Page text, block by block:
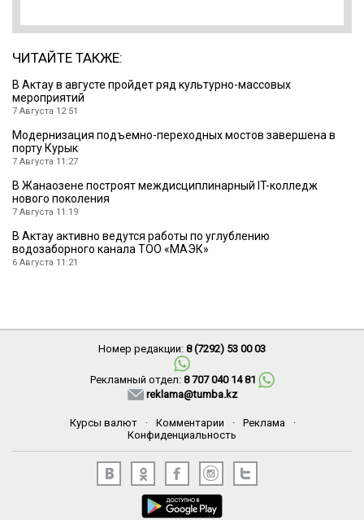
ЧИТАЙТЕ ТАКЖЕ:
В Актау в августе пройдет ряд культурно-массовых
мероприятий
7 Августа 12:51
Модернизация подъемно-переходных мостов завершена в
порту Курык
7 Августа 11:27
В Жанаозене построят междисциплинарный IT-колледж
нового поколения
7 Августа 11:19
В Актау активно ведутся работы по углублению
водозаборного канала ТОО «МАЭК»
6 Августа 11:21
Номер редакции: 8 (7292) 53 00 03
Рекламный отдел: 8 707 040 14 81
reklama@tumba.kz
Курсы валют · Комментарии · Реклама
·
Конфиденциальность